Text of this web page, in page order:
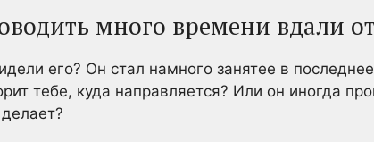
много времени вдали
его? Он стал намного занятее в
тебе, куда направляется? Или он иногда